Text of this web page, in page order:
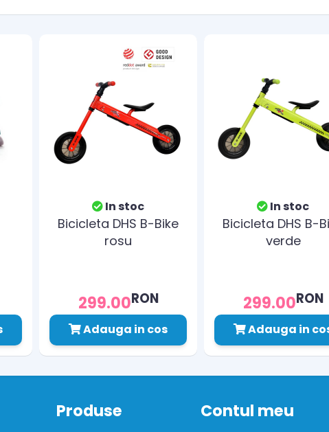
In stoc
Bicicleta DHS B-Bike
rosu
299.00RON
Adauga in cos
In stoc
Bicicleta DHS B-
verde
299.00RON
Adauga in
Produse Contul meu